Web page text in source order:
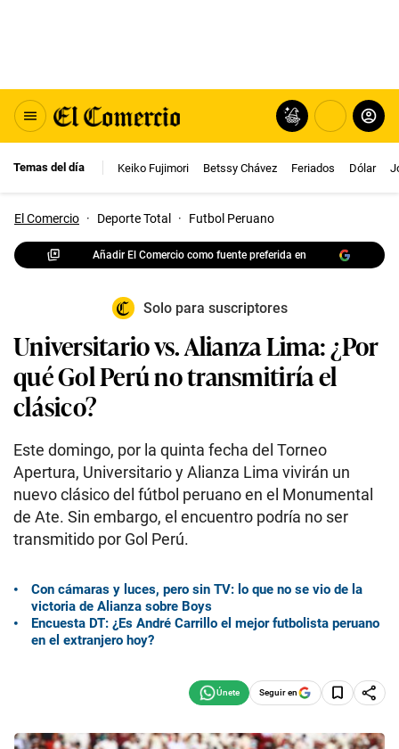
Temas del día Keiko Fujimori Betssy Chávez Feriados Dólar
El Comercio · Deporte Total · Futbol Peruano
Añadir El Comercio como fuente preferida en
Solo para suscriptores
Universitario vs. Alianza Lima: ¿Por
qué Gol Perú no transmitiría el
clásico?
Este domingo, por la quinta fecha del Torneo
Apertura, Universitario y Alianza Lima vivirán un
nuevo clásico del fútbol peruano en el Monumental
de Ate. Sin embargo, el encuentro podría no ser
transmitido por Gol Perú.
Con cámaras y luces, pero sin TV: lo que no se vio de la
victoria de Alianza sobre Boys
Encuesta DT: ¿Es André Carrillo el mejor futbolista peruano
en el extranjero hoy?
Seguir en